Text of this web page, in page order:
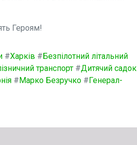
Героям!
#Харків #Безпілотний літальний
транспорт #Дитячий садок
#Марко Безручко #Генерал-